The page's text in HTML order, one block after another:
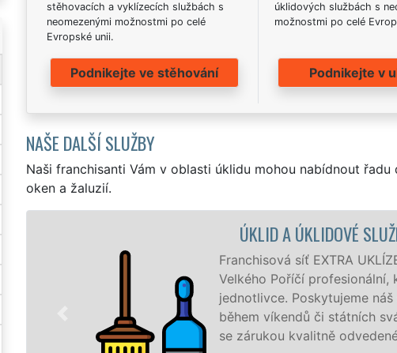
stěhovacích a vyklízecích službách s
neomezenými možnostmi po celé
Evropské unii.
Podnikejte ve stěhování
úklidových službách s
možnostmi po celé
Podnikejte v
NAŠE DALŠÍ SLUŽBY
Naši franchisanti Vám v oblasti úklidu mohou nabídnout
oken a žaluzií.
VELKÉ POŘÍČÍ
zajišťuje ve Velkém Poříčí a okolí
kvalitní, ale levný úklid pro firmy i
servis 24 hodin denně, 7 dní v týdnu a to i
Uklidíme vše, co zákazník žádá a to
práce.